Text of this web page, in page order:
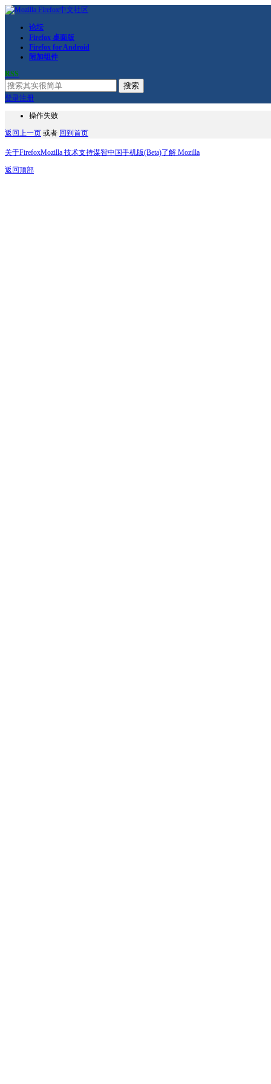
论坛
Firefox 桌面版
Firefox for Android
附加组件
RSS
搜索
登录注册
操作失败
返回上一页 或者 回到首页
关于FirefoxMozilla 技术支持谋智中国手机版(Beta)了解 Mozilla
返回顶部